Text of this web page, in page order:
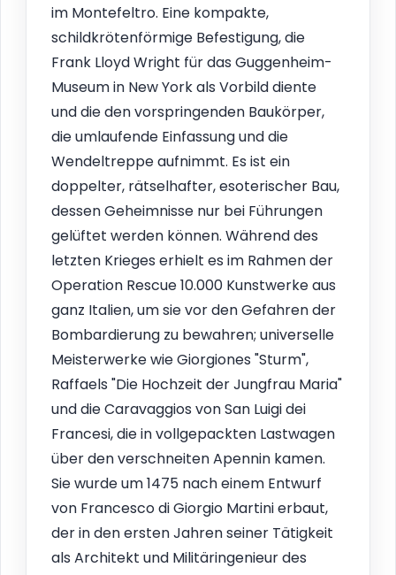
im Montefeltro. Eine kompakte,
schildkrötenförmige Befestigung, die
Frank Lloyd Wright für das Guggenheim-
Museum in New York als Vorbild diente
und die den vorspringenden Baukörper,
die umlaufende Einfassung und die
Wendeltreppe aufnimmt. Es ist ein
doppelter, rätselhafter, esoterischer Bau,
dessen Geheimnisse nur bei Führungen
gelüftet werden können. Während des
letzten Krieges erhielt es im Rahmen der
Operation Rescue 10.000 Kunstwerke aus
ganz Italien, um sie vor den Gefahren der
Bombardierung zu bewahren; universelle
Meisterwerke wie Giorgiones "Sturm",
Raffaels "Die Hochzeit der Jungfrau Maria"
und die Caravaggios von San Luigi dei
Francesi, die in vollgepackten Lastwagen
über den verschneiten Apennin kamen.
Sie wurde um 1475 nach einem Entwurf
von Francesco di Giorgio Martini erbaut,
der in den ersten Jahren seiner Tätigkeit
als Architekt und Militäringenieur des